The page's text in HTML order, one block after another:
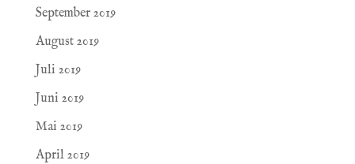
September 2019
August 2019
Juli 2019
Juni 2019
Mai 2019
April 2019